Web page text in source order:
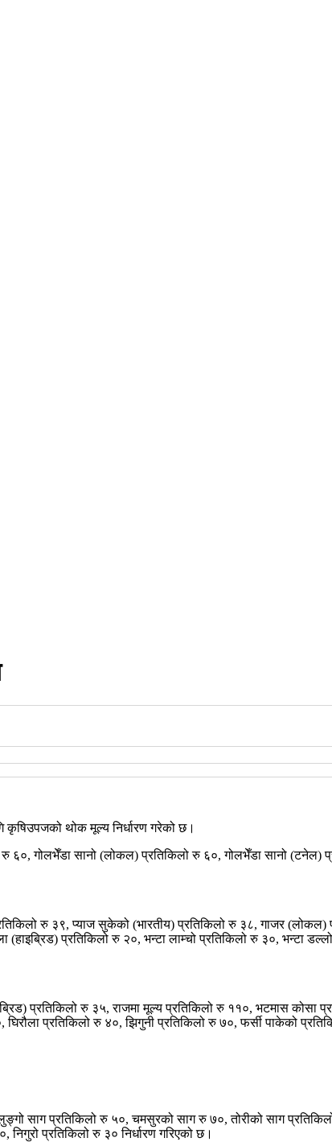
थोक मूल्य निर्धारण गरेको छ।
गोलभेँडा सानो (लोकल) प्रतिकिलो रु ६०, गोलभेँडा सानो (टनेल)
रु ३९, प्याज सुकेको (भारतीय) प्रतिकिलो रु ३८, गाजर
प्रतिकिलो रु २०, भन्टा लाम्चो प्रतिकिलो रु ३०, भन्टा
प्रतिकिलो रु ३५, राजमा मूल्य प्रतिकिलो रु ११०, भटमास कोसा
प्रतिकिलो रु ४०, झिगुनी प्रतिकिलो रु ७०, फर्सी पाकेको
साग प्रतिकिलो रु ५०, चमसुरको साग रु ७०, तोरीको साग
प्रतिकिलो रु ३० निर्धारण गरिएको छ।